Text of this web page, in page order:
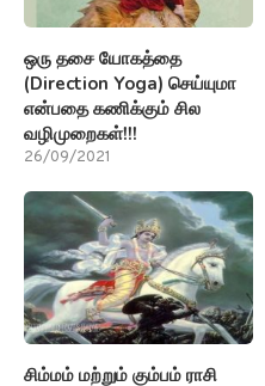
ஒரு தசை யோகத்தை
(Direction Yoga) செய்யுமா
என்பதை கணிக்கும் சில
வழிமுறைகள்!!!
26/09/2021
சிம்மம் மற்றும் கும்பம் ராசி